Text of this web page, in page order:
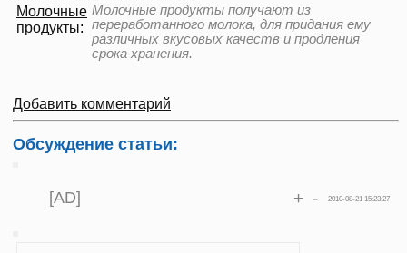
Молочные
продукты:
Молочные продукты получают из
переработанного молока, для придания ему
различных вкусовых качеств и продления
срока хранения.
Добавить комментарий
Обсуждение статьи:
[AD] 2010-08-21 15:23:27
+ -